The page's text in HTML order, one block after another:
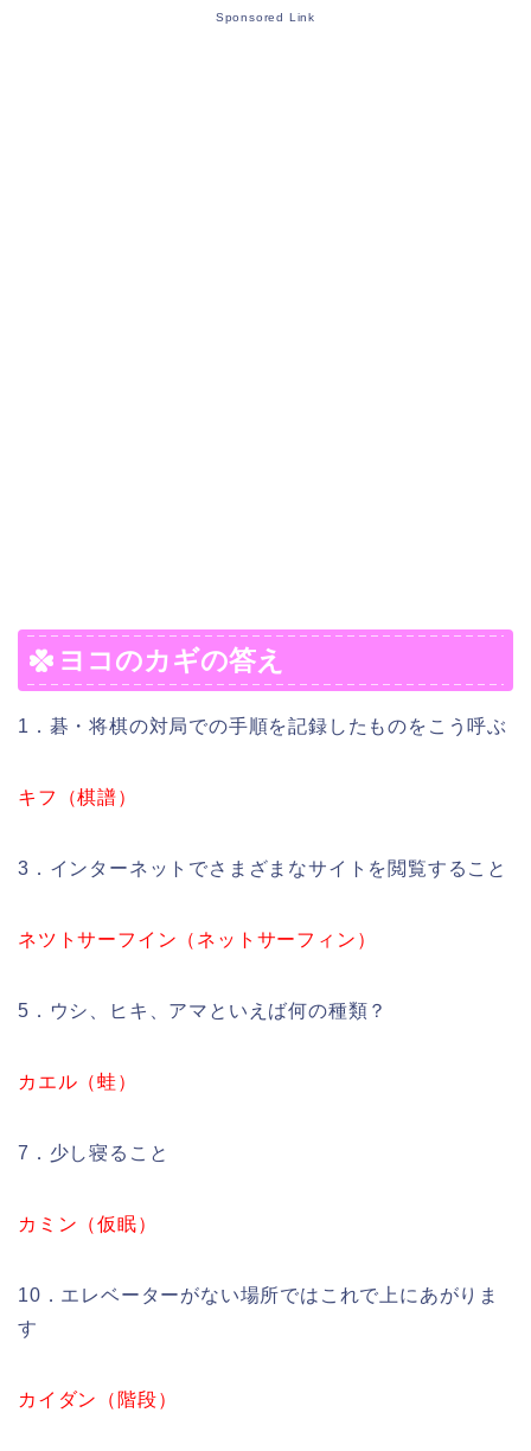
Sponsored Link
ヨコのカギの答え
1．碁・将棋の対局での手順を記録したものをこう呼ぶ
キフ（棋譜）
3．インターネットでさまざまなサイトを閲覧すること
ネツトサーフイン（ネットサーフィン）
5．ウシ、ヒキ、アマといえば何の種類？
カエル（蛙）
7．少し寝ること
カミン（仮眠）
10．エレベーターがない場所ではこれで上にあがりま
す
カイダン（階段）